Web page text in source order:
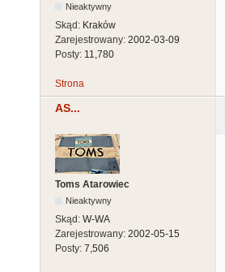
Nieaktywny
Skąd: Kraków
Zarejestrowany: 2002-03-09
Posty: 11,780
Strona
AS...
Toms Atarowiec
Nieaktywny
Skąd: W-WA
Zarejestrowany: 2002-05-15
Posty: 7,506